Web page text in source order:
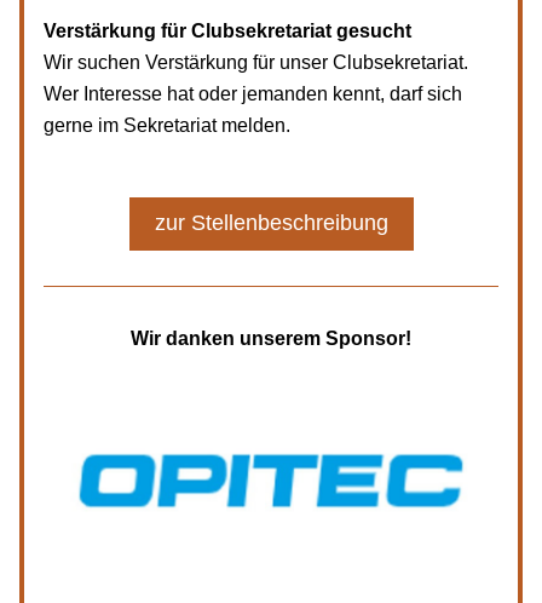
Verstärkung für Clubsekretariat gesucht
Wir suchen Verstärkung für unser Clubsekretariat.
Wer Interesse hat oder jemanden kennt, darf sich
gerne im Sekretariat melden.
zur Stellenbeschreibung
Wir danken unserem Sponsor!